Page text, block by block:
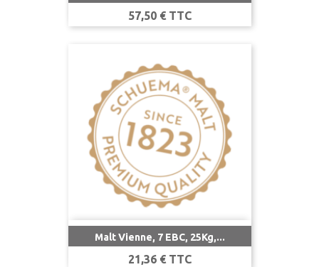
Prix
57,50 € TTC
Malt Vienne, 7 EBC, 25Kg,...
Prix
21,36 € TTC